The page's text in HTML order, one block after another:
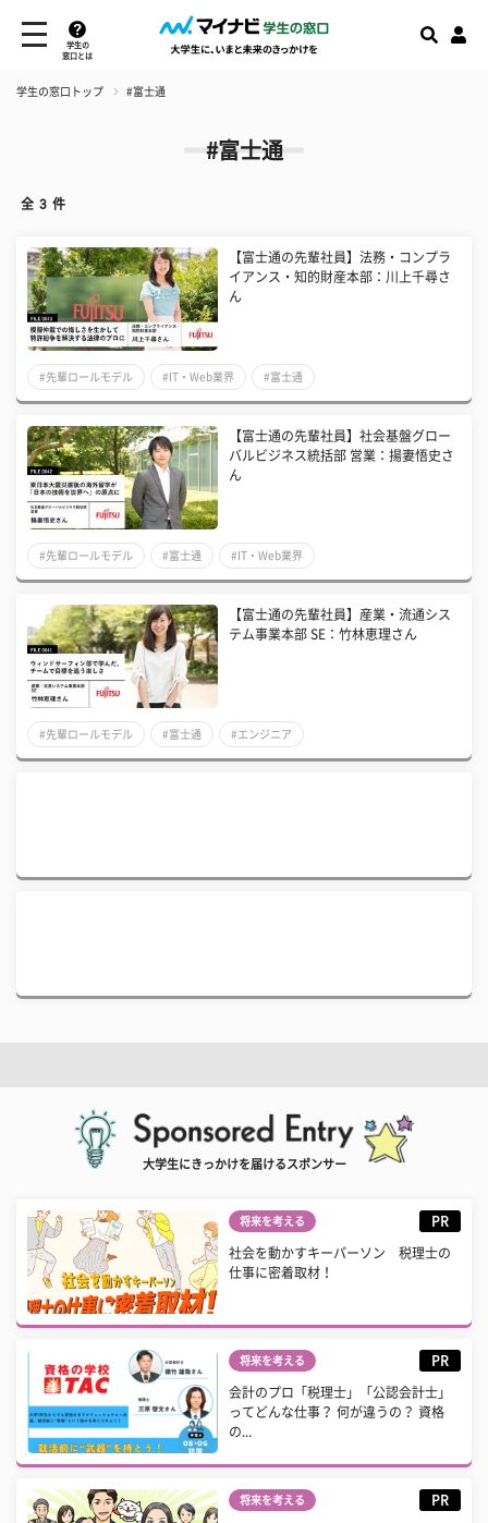
学生の
窓口とは
学生の窓口トップ #富士通
#富士通
全 3 件
【富士通の先輩社員】法務・コンプラ
イアンス・知的財産本部：川上千尋さ
ん
#先輩ロールモデル #IT・Web業界 #富士通
【富士通の先輩社員】社会基盤グロー
バルビジネス統括部 営業：揚妻悟史さ
ん
#先輩ロールモデル #富士通 #IT・Web業界
【富士通の先輩社員】産業・流通シス
テム事業本部 SE：竹林恵理さん
#先輩ロールモデル #富士通 #エンジニア
大学生にきっかけを届けるスポンサー
将来を考える PR
社会を動かすキーパーソン 税理士の
仕事に密着取材！
将来を考える PR
会計のプロ「税理士」「公認会計士」
ってどんな仕事？ 何が違うの？ 資格
の...
将来を考える PR